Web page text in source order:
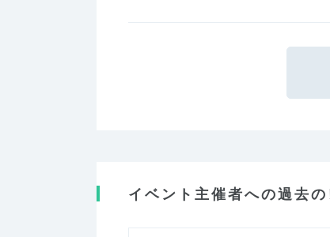
イベント主催者への過去